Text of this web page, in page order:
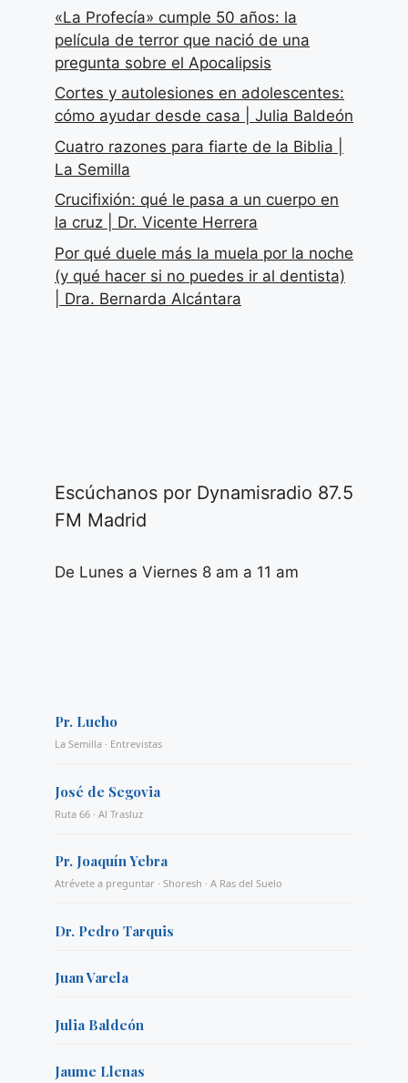
«La Profecía» cumple 50 años: la
película de terror que nació de una
pregunta sobre el Apocalipsis
Cortes y autolesiones en adolescentes:
cómo ayudar desde casa | Julia Baldeón
Cuatro razones para fiarte de la Biblia |
La Semilla
Crucifixión: qué le pasa a un cuerpo en
la cruz | Dr. Vicente Herrera
Por qué duele más la muela por la noche
(y qué hacer si no puedes ir al dentista)
| Dra. Bernarda Alcántara
Escúchanos por Dynamisradio 87.5
FM Madrid
De Lunes a Viernes 8 am a 11 am
Pr. Lucho
La Semilla · Entrevistas
José de Segovia
Ruta 66 · Al Trasluz
Pr. Joaquín Yebra
Atrévete a preguntar · Shoresh · A Ras del Suelo
Dr. Pedro Tarquis
Juan Varela
Julia Baldeón
Jaume Llenas